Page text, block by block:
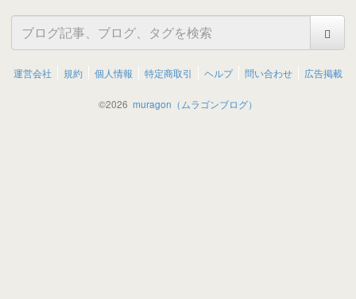
運営会社 規約 個人情報 特定商取引 ヘルプ 問い合わせ 広告掲載
©2026 muragon（ムラゴンブログ）